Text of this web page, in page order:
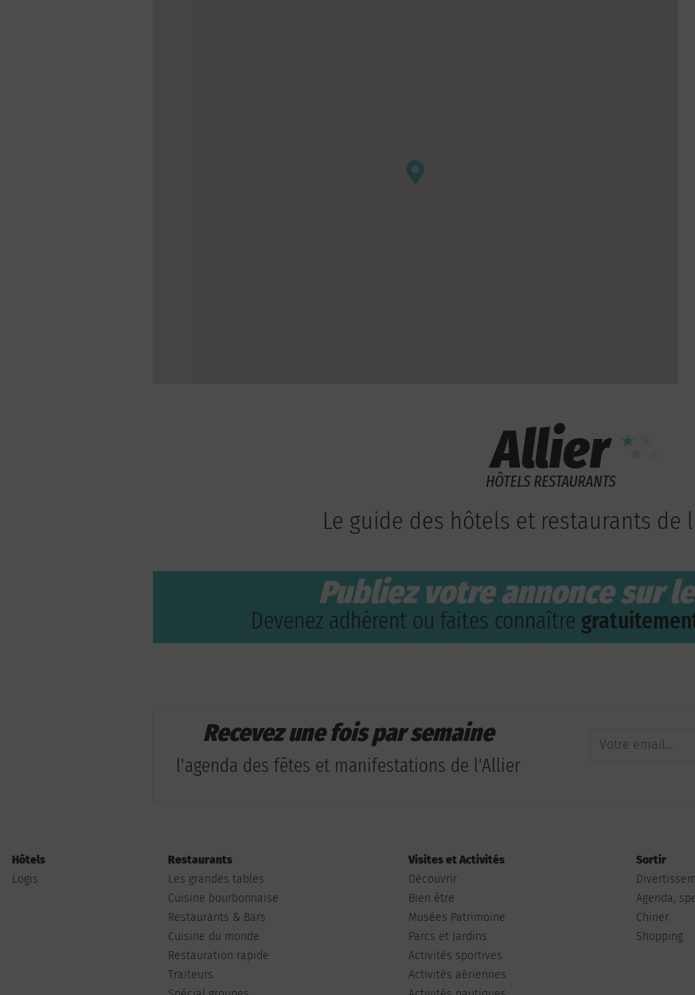
Le guide des hôtels et restaurants de
Publiez votre annonce sur
Devenez adhérent ou faites connaître
Recevez une fois par semaine
l'agenda des fêtes et manifestations de l'Allier
Hôtels
Logis
Restaurants
Les grandes tables
Cuisine bourbonnaise
Restaurants & Bars
Cuisine du monde
Restauration rapide
Traiteurs
Visites et Activités
Découvrir
Bien être
Musées Patrimoine
Parcs et Jardins
Activités sportives
Activités aériennes
Sortir
Agenda,
Chiner
Shopping